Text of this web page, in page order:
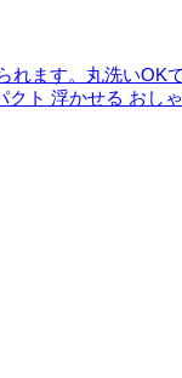
ます。丸洗いOK
ト 浮かせる おし